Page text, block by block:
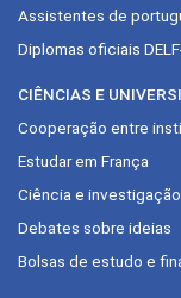
Assistentes de
Diplomas oficiais
CIÊNCIAS E
Cooperação entre
Estudar em França
Ciência e investigação
Debates sobre ideias
Bolsas de estudo e